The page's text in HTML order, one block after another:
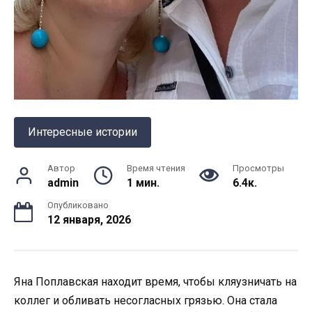
Интересные истории
Автор
admin
Время чтения
1 мин.
Просмотры
6.4к.
Опубликовано
12 января, 2026
Яна Поплавская находит время, чтобы кляузничать на
коллег и обливать несогласных грязью. Она стала